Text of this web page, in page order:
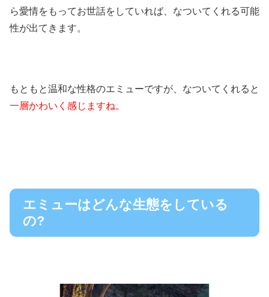
ら愛情をもってお世話をしていれば、なついてくれる可能
性が出てきます。
もともと温和な性格のエミューですが、なついてくれると
一層かわいく感じますね。
エミューはどんな生態をしている
の?